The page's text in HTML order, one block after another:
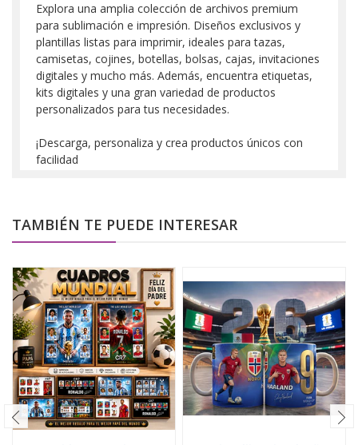
Explora una amplia colección de archivos premium
para sublimación e impresión. Diseños exclusivos y
plantillas listas para imprimir, ideales para tazas,
camisetas, cojines, botellas, bolsas, cajas, invitaciones
digitales y mucho más. Además, encuentra etiquetas,
kits digitales y una gran variedad de productos
personalizados para tus necesidades.
¡Descarga, personaliza y crea productos únicos con
facilidad
TAMBIÉN TE PUEDE INTERESAR